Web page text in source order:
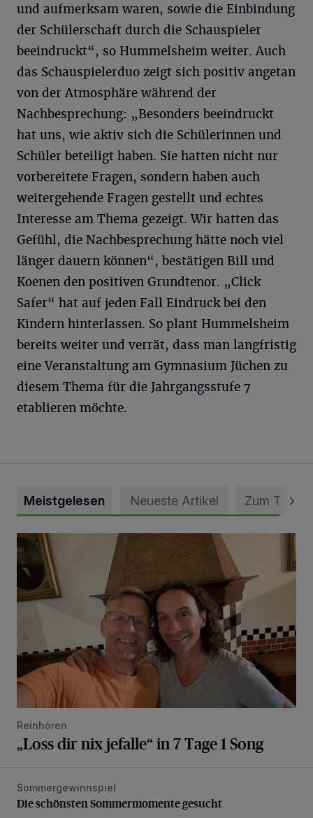
und aufmerksam waren, sowie die Einbindung
der Schülerschaft durch die Schauspieler
beeindruckt“, so Hummelsheim weiter. Auch
das Schauspielerduo zeigt sich positiv angetan
von der Atmosphäre während der
Nachbesprechung: „Besonders beeindruckt
hat uns, wie aktiv sich die Schülerinnen und
Schüler beteiligt haben. Sie hatten nicht nur
vorbereitete Fragen, sondern haben auch
weitergehende Fragen gestellt und echtes
Interesse am Thema gezeigt. Wir hatten das
Gefühl, die Nachbesprechung hätte noch viel
länger dauern können“, bestätigen Bill und
Koenen den positiven Grundtenor. „Click
Safer“ hat auf jeden Fall Eindruck bei den
Kindern hinterlassen. So plant Hummelsheim
bereits weiter und verrät, dass man langfristig
eine Veranstaltung am Gymnasium Jüchen zu
diesem Thema für die Jahrgangsstufe 7
etablieren möchte.
Meistgelesen Neueste Artikel Zum Thema
„Loss dir nix jefalle“ in 7 Tage 1 Song
Reinhören
„Loss dir nix jefalle“ in 7 Tage 1 Song
Die schönsten Sommermomente gesucht
Sommergewinnspiel
Die schönsten Sommermomente gesucht